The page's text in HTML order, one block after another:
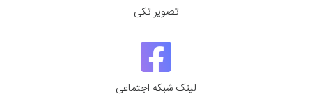
تصویر تکی
لینک شبکه اجتماعی